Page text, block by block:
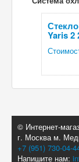
Yaris 2
© Интернет-
г. Москва м.
+7 (951) 730-04-
Напишите нам: